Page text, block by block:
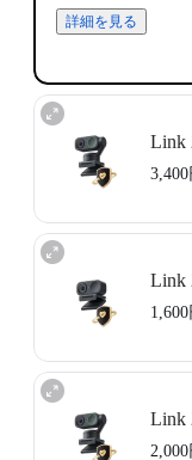
詳細を見る
Link
3,400
回2,000円
の交
プラン期間中は
本サービスは、
詳細はサービス
詳細を見る
Link
1,600
Insta360
Insta360は破損し
Link
2,000